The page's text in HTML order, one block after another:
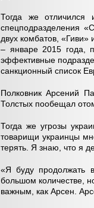
Тогда же отличился
спецподразделения
двух комбатов,
– январе 2015 года,
эффективные
санкционный список
Полковник Арсений
Толстых пообещал
Тогда же угрозы
товарищи украинцы
терять. Я знаю, что я
«Я буду продолжать
большом количестве,
важным, как Арсен.